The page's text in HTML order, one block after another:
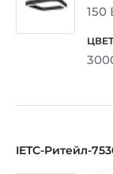
150
IETC-Ритейл-